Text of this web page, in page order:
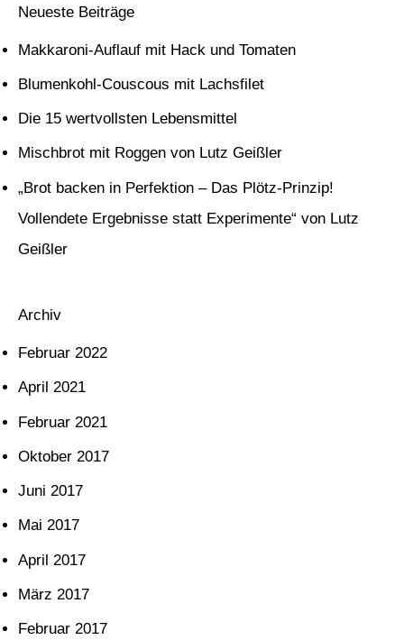
n
n
a
c
h
:
Neueste Beiträge
Makkaroni-Auflauf mit Hack und Tomaten
Blumenkohl-Couscous mit Lachsfilet
Die 15 wertvollsten Lebensmittel
Mischbrot mit Roggen von Lutz Geißler
„Brot backen in Perfektion – Das Plötz-Prinzip!
Vollendete Ergebnisse statt Experimente“ von Lutz
Geißler
Archiv
Februar 2022
April 2021
Februar 2021
Oktober 2017
Juni 2017
Mai 2017
April 2017
März 2017
Februar 2017